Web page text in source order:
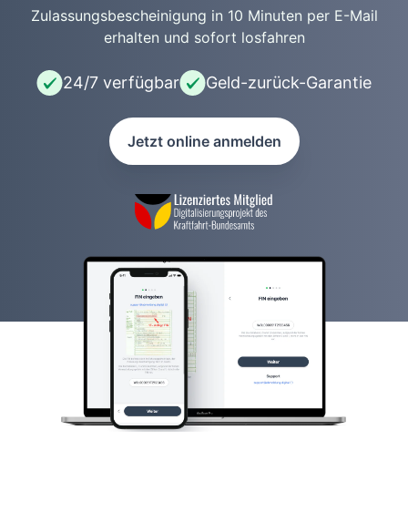
Zulassungsbescheinigung in 10 Minuten per E-Mail
erhalten und sofort losfahren
24/7 verfügbar Geld-zurück-Garantie
Jetzt online anmelden